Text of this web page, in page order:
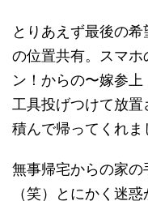
とりあえず最後の
の位置共有。スマホ
ン！からの〜嫁参上
工具投げつけて放
積んで帰ってくれま
無事帰宅からの家
（笑）とにかく迷